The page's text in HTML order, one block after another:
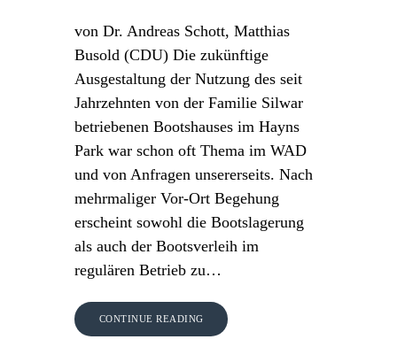
von Dr. Andreas Schott, Matthias
Busold (CDU) Die zukünftige
Ausgestaltung der Nutzung des seit
Jahrzehnten von der Familie Silwar
betriebenen Bootshauses im Hayns
Park war schon oft Thema im WAD
und von Anfragen unsererseits. Nach
mehrmaliger Vor-Ort Begehung
erscheint sowohl die Bootslagerung
als auch der Bootsverleih im
regulären Betrieb zu…
CONTINUE READING